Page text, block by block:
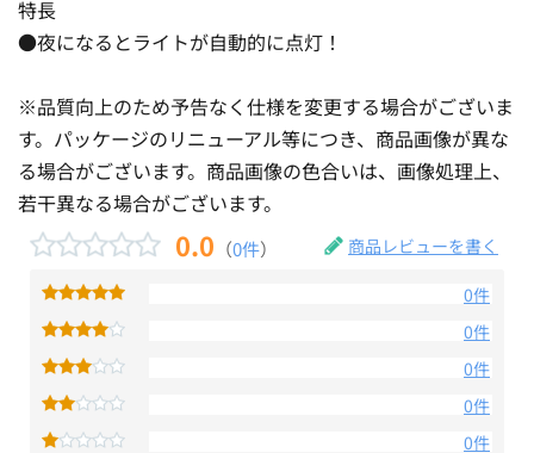
特長
●夜になるとライトが自動的に点灯！
※品質向上のため予告なく仕様を変更する場合がございま
す。パッケージのリニューアル等につき、商品画像が異な
る場合がございます。商品画像の色合いは、画像処理上、
若干異なる場合がございます。
0.0 （0件） 商品レビューを書く
0件
0件
0件
0件
0件